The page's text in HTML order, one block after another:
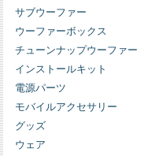
サブウーファー
ウーファーボックス
チューンナップウーファー
インストールキット
電源パーツ
モバイルアクセサリー
グッズ
ウェア